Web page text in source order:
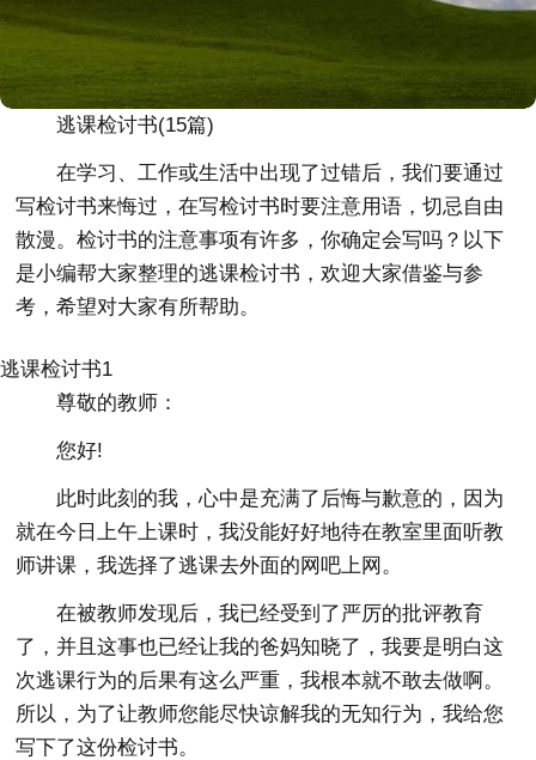
逃课检讨书(15篇)
在学习、工作或生活中出现了过错后，我们要通过
写检讨书来悔过，在写检讨书时要注意用语，切忌自由
散漫。检讨书的注意事项有许多，你确定会写吗？以下
是小编帮大家整理的逃课检讨书，欢迎大家借鉴与参
考，希望对大家有所帮助。
逃课检讨书1
尊敬的教师：
您好!
此时此刻的我，心中是充满了后悔与歉意的，因为
就在今日上午上课时，我没能好好地待在教室里面听教
师讲课，我选择了逃课去外面的网吧上网。
在被教师发现后，我已经受到了严厉的批评教育
了，并且这事也已经让我的爸妈知晓了，我要是明白这
次逃课行为的后果有这么严重，我根本就不敢去做啊。
所以，为了让教师您能尽快谅解我的无知行为，我给您
写下了这份检讨书。